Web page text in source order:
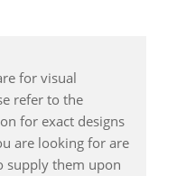
for visual
refer to the
for exact designs
are looking for are
supply them upon